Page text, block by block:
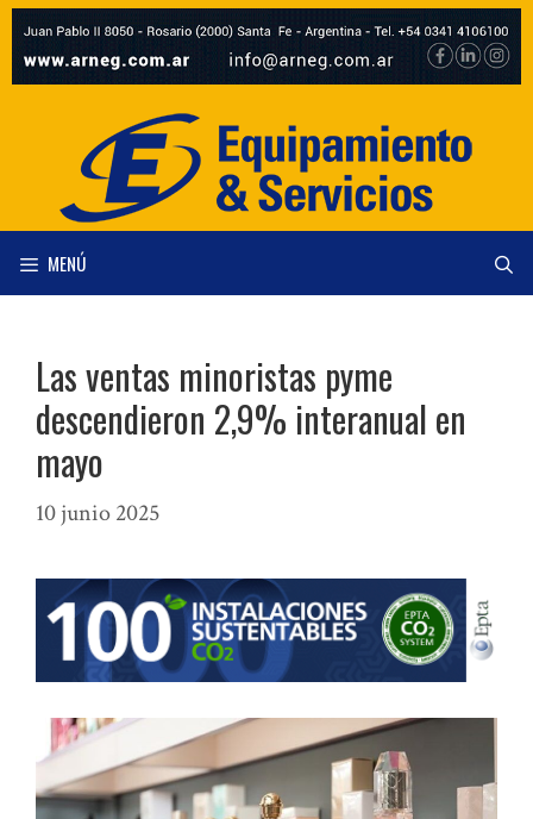
Saltar
contenido
MENÚ
Las ventas minoristas pyme
descendieron 2,9% interanual en
mayo
10 junio 2025